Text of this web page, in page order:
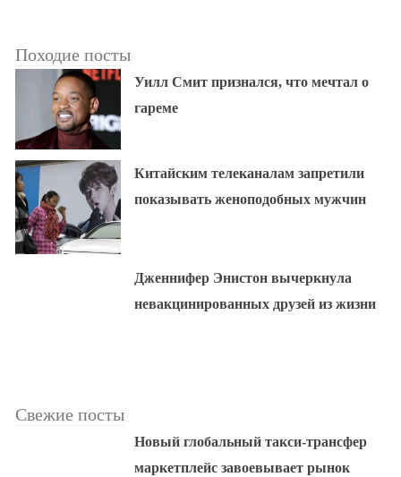
Походие посты
Уилл Смит признался, что мечтал о
гареме
Китайским телеканалам запретили
показывать женоподобных мужчин
Дженнифер Энистон вычеркнула
невакцинированных друзей из жизни
Свежие посты
Новый глобальный такси-трансфер
маркетплейс завоевывает рынок